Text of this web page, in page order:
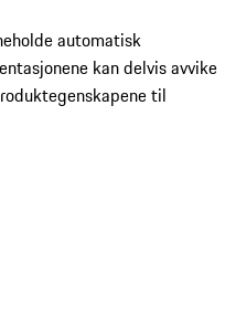
automatisk
kan delvis avvike
til